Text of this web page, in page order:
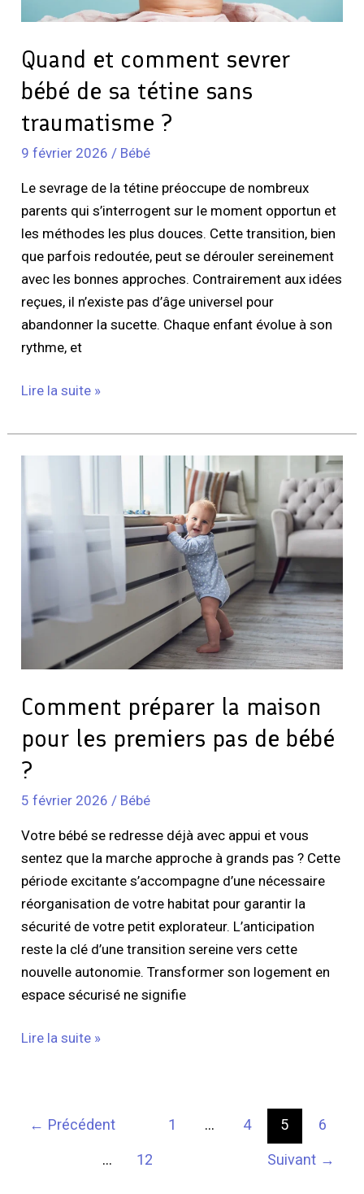
Quand et comment sevrer
bébé de sa tétine sans
traumatisme ?
9 février 2026 / Bébé
Le sevrage de la tétine préoccupe de nombreux
parents qui s’interrogent sur le moment opportun et
les méthodes les plus douces. Cette transition, bien
que parfois redoutée, peut se dérouler sereinement
avec les bonnes approches. Contrairement aux idées
reçues, il n’existe pas d’âge universel pour
abandonner la sucette. Chaque enfant évolue à son
rythme, et
traumatisme
Lire la suite »
Comment préparer la maison
pour les premiers pas de bébé
?
5 février 2026 / Bébé
Votre bébé se redresse déjà avec appui et vous
sentez que la marche approche à grands pas ? Cette
période excitante s’accompagne d’une nécessaire
réorganisation de votre habitat pour garantir la
sécurité de votre petit explorateur. L’anticipation
reste la clé d’une transition sereine vers cette
nouvelle autonomie. Transformer son logement en
espace sécurisé ne signifie
la
maison
pour
pas
bébé
Lire la suite »
← Précédent 1 … 4 5 6
… 12 Suivant →